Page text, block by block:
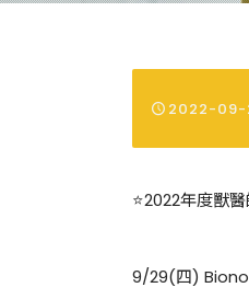
2022-09-
⭐2022年度獸
9/29(四)